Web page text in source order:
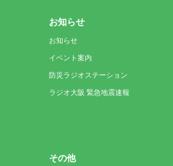
お知らせ
お知らせ
イベント案内
防災ラジオステーション
ラジオ大阪 緊急地震速報
その他